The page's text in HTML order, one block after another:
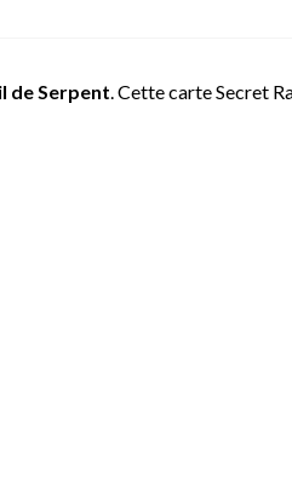
de Serpent. Cette carte Secret